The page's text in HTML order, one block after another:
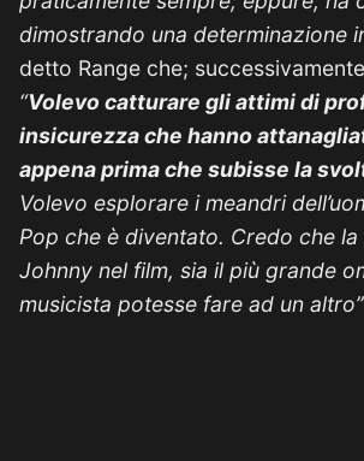
dimostrando una determinazione
detto Range che;
“Volevo catturare gli attimi di
insicurezza che hanno
appena prima che subisse la
Volevo esplorare i meandri
Pop che è diventato. Credo che
Johnny nel film, sia il più grande
musicista potesse fare ad un altro”